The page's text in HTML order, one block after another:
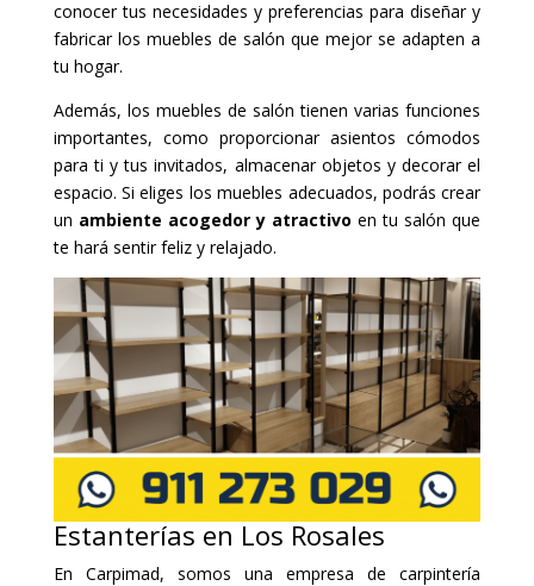
conocer tus necesidades y preferencias para diseñar y
fabricar los muebles de salón que mejor se adapten a
tu hogar.
Además, los muebles de salón tienen varias funciones
importantes, como proporcionar asientos cómodos
para ti y tus invitados, almacenar objetos y decorar el
espacio. Si eliges los muebles adecuados, podrás crear
un ambiente acogedor y atractivo en tu salón que
te hará sentir feliz y relajado.
Estanterías en Los Rosales
En Carpimad, somos una empresa de carpintería